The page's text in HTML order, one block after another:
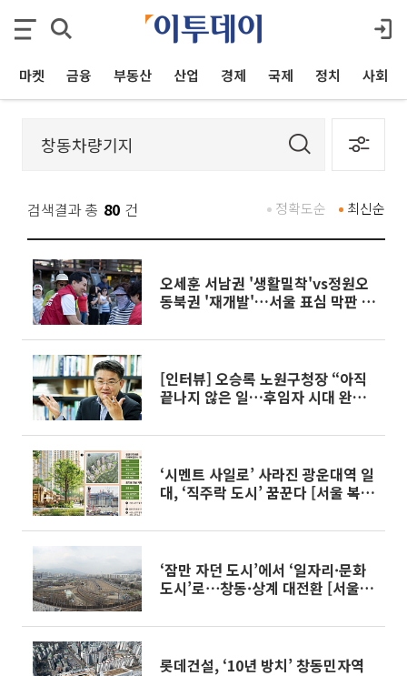
마켓 금융 부동산 산업 경제 국제 정치 사회
검색결과 총 80 건 최신순
정확도순
오세훈 서남권 '생활밀착'vs정원오
동북권 '재개발'…서울 표심 막판 총
[인터뷰] 오승록 노원구청장 “아직
끝나지 않은 일…후임자 시대 완성
‘시멘트 사일로’ 사라진 광운대역 일
대, ‘직주락 도시’ 꿈꾼다 [서울 복합
‘잠만 자던 도시’에서 ‘일자리·문화
도시’로⋯창동·상계 대전환 [서울
롯데건설, ‘10년 방치’ 창동민자역